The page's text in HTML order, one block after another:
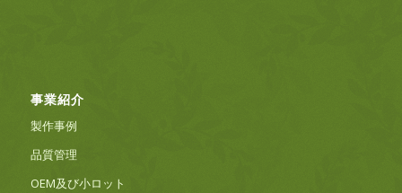
事業紹介
製作事例
品質管理
OEM及び小ロット